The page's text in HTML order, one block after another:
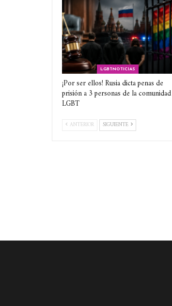
LGBTNOTICIAS
¡Por ser ellos! Rusia dicta penas de
prisión a 3 personas de la comunidad
LGBT
ANTERIOR SIGUIENTE